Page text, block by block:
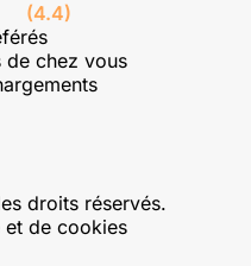
(4.4)
de chez vous
droits réservés.
et de cookies